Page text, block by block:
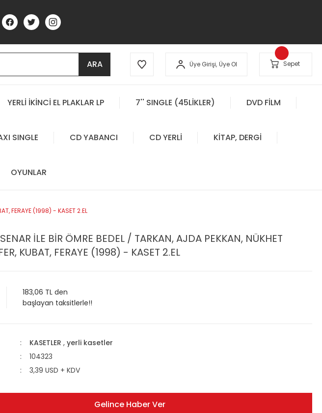
ARA Üye Girişi, Üye Ol Sepet
YERLİ İKİNCİ EL PLAKLAR LP 7'' SINGLE (45LİKLER) DVD FİLM
SINGLE CD YABANCI CD YERLİ KİTAP, DERGİ
OYUNLAR
FERAYE (1998) - KASET 2.EL
İLE BİR ÖMRE BEDEL / TARKAN, AJDA PEKKAN, NÜKHET
KUBAT, FERAYE (1998) - KASET 2.EL
183,06 TL den
başlayan taksitlerle!!
KASETLER , yerli kasetler
104323
3,39 USD + KDV
Gelince Haber Ver